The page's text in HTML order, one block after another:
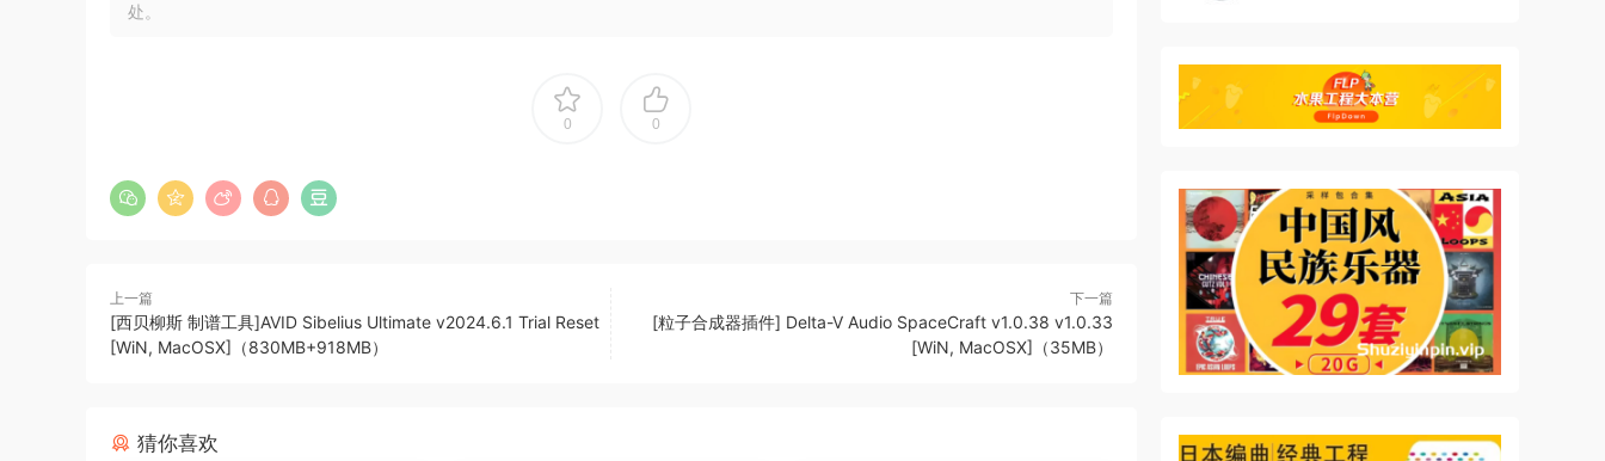
23 – 恐怖的万圣节声音 [音效] 3:02
Tracklist :
01 – Spooky Halloween Sounds [Sound Effects] 2:01
04 – Halloween Monster Sounds [Sound Effects] 2:00
处。
0 0
上一篇
[西贝柳斯 制谱工具]AVID Sibelius Ultimate v2024.6.1 Trial Reset
[WiN, MacOSX]（830MB+918MB）
下一篇
[粒子合成器插件] Delta-V Audio SpaceCraft v1.0.38 v1.0.33
[WiN, MacOSX]（35MB）
猜你喜欢